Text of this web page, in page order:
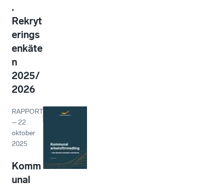
.
Rekryt
erings
enkäte
n
2025/
2026
RAPPORT
–22
oktober
2025
Komm
unal